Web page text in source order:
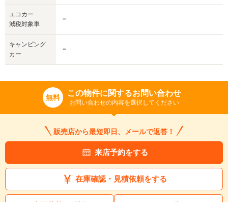
エコカー
減税対象車
－
キャンピング
カー
－
無料 この物件に関するお問い合わせ
お問い合わせの内容を選択してください
販売店から最短即日、メールで返答！
来店予約をする
在庫確認・見積依頼をする